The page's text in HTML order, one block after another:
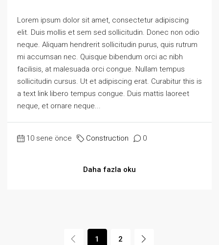
Lorem ipsum dolor sit amet, consectetur adipiscing
elit. Duis mollis et sem sed sollicitudin. Donec non odio
neque. Aliquam hendrerit sollicitudin purus, quis rutrum
mi accumsan nec. Quisque bibendum orci ac nibh
facilisis, at malesuada orci congue. Nullam tempus
sollicitudin cursus. Ut et adipiscing erat. Curabitur this is
a text link libero tempus congue. Duis mattis laoreet
neque, et ornare neque...
10 sene önce Construction 0
Daha fazla oku
1 2